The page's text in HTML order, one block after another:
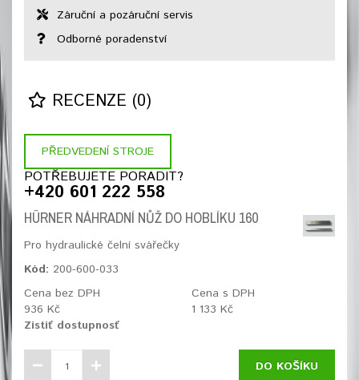
Záruční a pozáruční servis
Odborné poradenství
RECENZE (0)
PŘEDVEDENÍ STROJE
POTŘEBUJETE PORADIT?
+420 601 222 558
HÜRNER NÁHRADNÍ NŮŽ DO HOBLÍKU 160
Pro hydraulické čelní svářečky
Kód: 200-600-033
Cena bez DPH
936 Kč
Cena s DPH
1 133 Kč
Zistiť dostupnosť
DO KOŠÍKU